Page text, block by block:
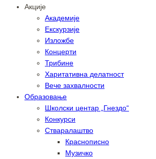
Акције
Академије
Екскурзије
Изложбе
Концерти
Трибине
Харитативна делатност
Вече захвалности
Образовање
Школски центар „Гнездо“
Конкурси
Стваралаштво
Краснописно
Музичко